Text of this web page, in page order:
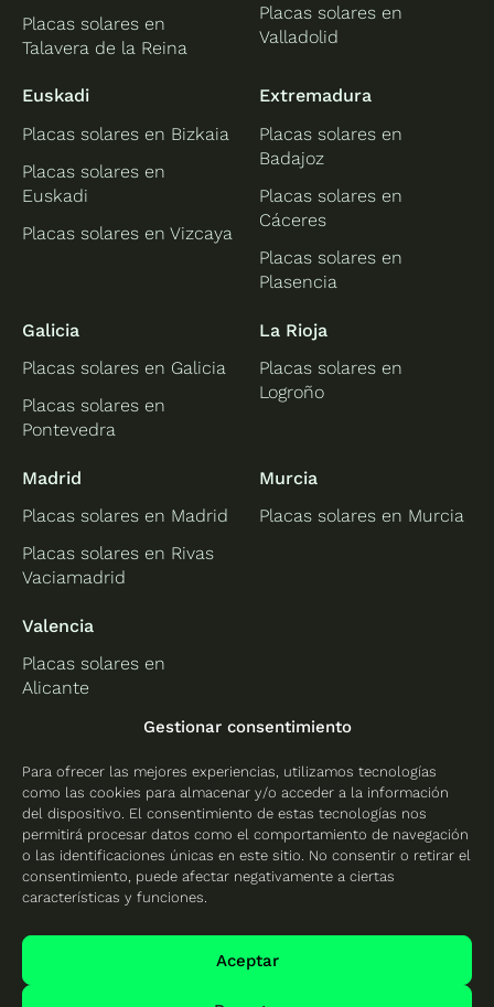
Gestionar consentimiento
Para ofrecer las mejores experiencias, utilizamos tecnologías
como las cookies para almacenar y/o acceder a la información
del dispositivo. El consentimiento de estas tecnologías nos
permitirá procesar datos como el comportamiento de navegación
o las identificaciones únicas en este sitio. No consentir o retirar el
consentimiento, puede afectar negativamente a ciertas
características y funciones.
Aceptar
Placas solares en
Talavera de la Reina
Placas solares en
Valladolid
Euskadi
Placas solares en Bizkaia
Placas solares en
Euskadi
Placas solares en Vizcaya
Extremadura
Placas solares en
Badajoz
Placas solares en
Cáceres
Placas solares en
Plasencia
Galicia
Placas solares en Galicia
Placas solares en
Pontevedra
La Rioja
Placas solares en
Logroño
Madrid
Placas solares en Madrid
Placas solares en Rivas
Vaciamadrid
Murcia
Placas solares en Murcia
Valencia
Placas solares en
Alicante
Placas solares en
Placas solares en
Valencia
Protección de datos
Política de cookies
Mapa del sitio